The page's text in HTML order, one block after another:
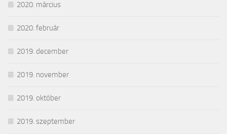
2020. március
2020. február
2019. december
2019. november
2019. október
2019. szeptember